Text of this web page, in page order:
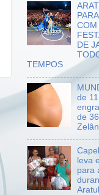
COM
DE
TEMPOS
de
de
leva
para